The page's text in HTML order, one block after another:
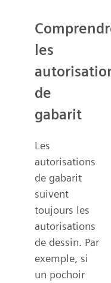
les
de
gabarit
Les
autorisations
de gabarit
suivent
toujours les
autorisations
de dessin. Par
exemple, si
un pochoir